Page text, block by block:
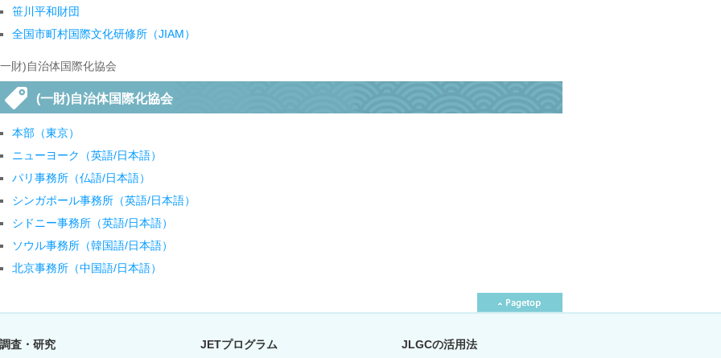
笹川平和財団
全国市町村国際文化研修所（JIAM）
財)自治体国際化協会
(一財)自治体国際化協会
本部（東京）
ニューヨーク（英語/日本語）
パリ事務所（仏語/日本語）
シンガポール事務所（英語/日本語）
シドニー事務所（英語/日本語）
ソウル事務所（韓国語/日本語）
北京事務所（中国語/日本語）
調査・研究 JETプログラム JLGCの活用法